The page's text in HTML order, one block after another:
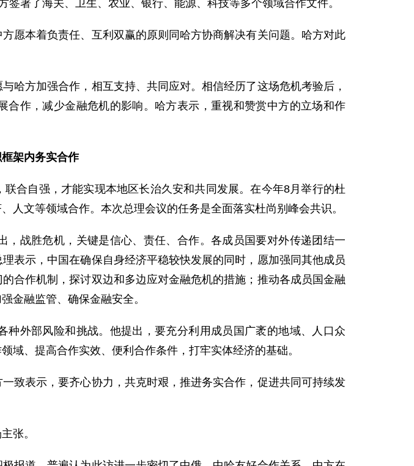
署了海关、卫生、农业、银行、能源、科技等多个领域合作文件。
本着负责任、互利双赢的原则同哈方协商解决有关问题。哈方对此
方加强合作，相互支持、共同应对。相信经历了这场危机考验后，
作，减少金融危机的影响。哈方表示，重视和赞赏中方的立场和作
架内务实合作
自强，才能实现本地区长治久安和共同发展。在今年8月举行的杜
文等领域合作。本次总理会议的任务是全面落实杜尚别峰会共识。
战胜危机，关键是信心、责任、合作。各成员国要对外传递团结一
表示，中国在确保自身经济平稳较快发展的同时，愿加强同其他成员
合作机制，探讨双边和多边应对金融危机的措施；推动各成员国金融
金融监管、确保金融安全。
外部风险和挑战。他提出，要充分利用成员国广袤的地域、人口众
域、提高合作实效、便利合作条件，打牢实体经济的基础。
表示，要齐心协力，共克时艰，推进务实合作，促进共同可持续发
张。